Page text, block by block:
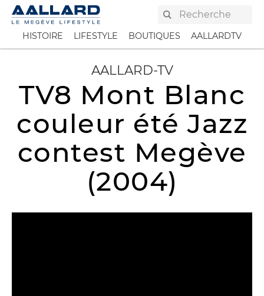
AAllard
HISTOIRE LIFESTYLE BOUTIQUES AALLARDTV
AALLARD-TV
TV8 Mont Blanc
couleur été Jazz
contest Megève
(2004)